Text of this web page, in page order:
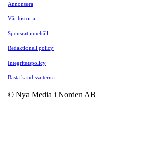
Annonsera
Vår historia
Sponsrat innehåll
Redaktionell policy
Integritetspolicy
Bästa kändissajterna
© Nya Media i Norden AB